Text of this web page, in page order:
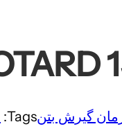
گیرش بتنTags: